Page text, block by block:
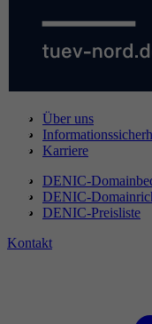
Über uns
Karriere
DENIC-
DENIC-
DENIC-Preisliste
Kontakt